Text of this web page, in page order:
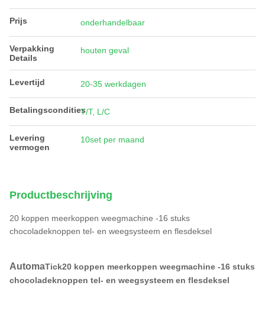
Prijs onderhandelbaar
Verpakking
Details
houten geval
Levertijd 20-35 werkdagen
BetalingsconditiesT/T, L/C
Levering
vermogen
10set per maand
Productbeschrijving
20 koppen meerkoppen weegmachine -16 stuks
chocoladeknoppen tel- en weegsysteem en flesdeksel
AutomaTick20 koppen meerkoppen weegmachine -16 stuks
chocoladeknoppen tel- en weegsysteem en flesdeksel